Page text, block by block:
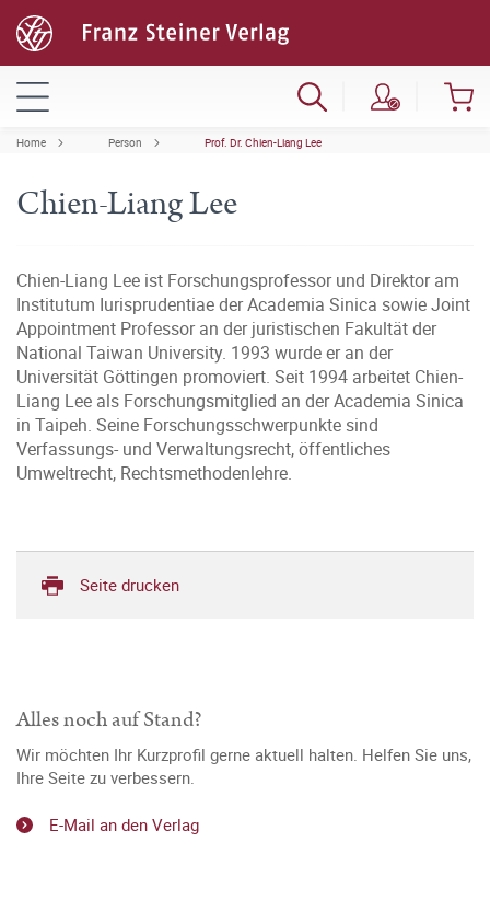
Home Person Prof. Dr. Chien-Liang Lee
Chien-Liang Lee
Chien-Liang Lee ist Forschungsprofessor und Direktor am
Institutum Iurisprudentiae der Academia Sinica sowie Joint
Appointment Professor an der juristischen Fakultät der
National Taiwan University. 1993 wurde er an der
Universität Göttingen promoviert. Seit 1994 arbeitet Chien-
Liang Lee als Forschungsmitglied an der Academia Sinica
in Taipeh. Seine Forschungsschwerpunkte sind
Verfassungs- und Verwaltungsrecht, öffentliches
Umweltrecht, Rechtsmethodenlehre.
Seite drucken
Alles noch auf Stand?
Wir möchten Ihr Kurzprofil gerne aktuell halten. Helfen Sie uns,
Ihre Seite zu verbessern.
E-Mail an den Verlag